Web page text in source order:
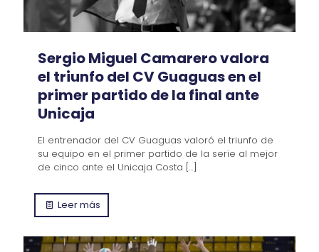
Sergio Miguel Camarero valora
el triunfo del CV Guaguas en el
primer partido de la final ante
Unicaja
El entrenador del CV Guaguas valoró el triunfo de
su equipo en el primer partido de la serie al mejor
de cinco ante el Unicaja Costa […]
Leer más